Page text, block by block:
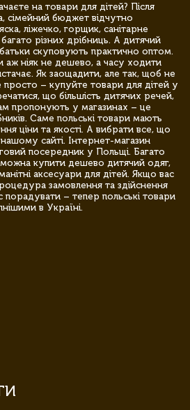
на товари для дітей? Після
сімейний бюджет відчутно
ліжечко, горщик, санітарне
різних дрібниць. А дитячий
скуповують практично оптом.
аж ніяк не дешево, а часу ходити
Як заощадити, але так, щоб не
просто – купуйте товари для дітей у
що більшість дитячих речей,
пропонують у магазинах – це
Саме польські товари мають
ціни та якості. А вибрати все, що
сайті. Інтернет-магазин
посередник у Польщі. Багато
купити дешево дитячий одяг,
аксесуари для дітей. Якщо вас
замовлення та здійснення
порадувати – тепер польські товари
в Україні.